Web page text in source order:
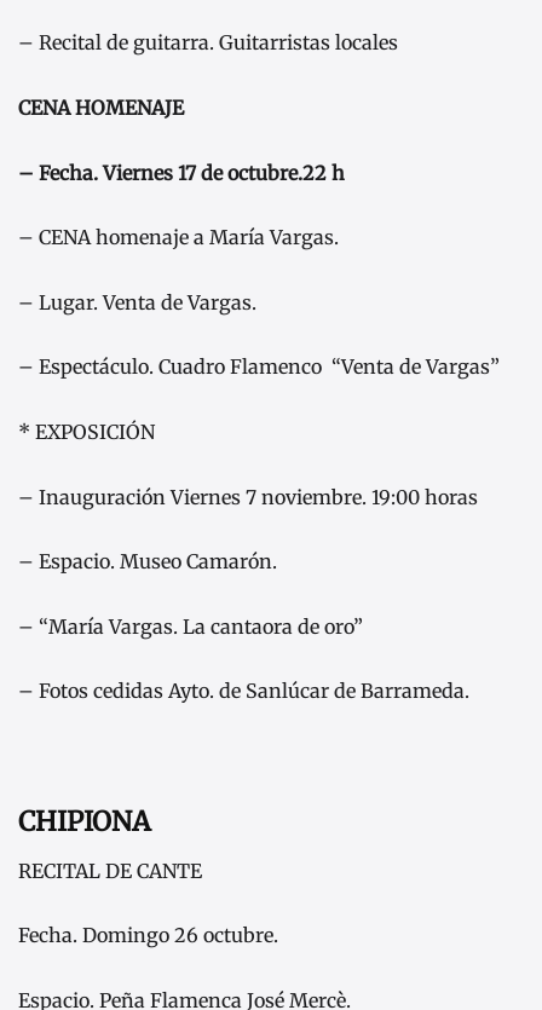
– Recital de guitarra. Guitarristas locales
CENA HOMENAJE
– Fecha. Viernes 17 de octubre.22 h
– CENA homenaje a María Vargas.
– Lugar. Venta de Vargas.
– Espectáculo. Cuadro Flamenco “Venta de Vargas”
* EXPOSICIÓN
– Inauguración Viernes 7 noviembre. 19:00 horas
– Espacio. Museo Camarón.
– “María Vargas. La cantaora de oro”
– Fotos cedidas Ayto. de Sanlúcar de Barrameda.
CHIPIONA
RECITAL DE CANTE
Fecha. Domingo 26 octubre.
Espacio. Peña Flamenca José Mercè.